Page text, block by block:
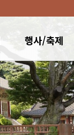
행사/축제